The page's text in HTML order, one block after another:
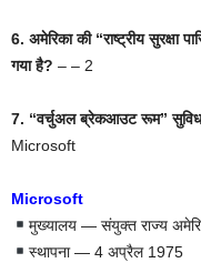
6. अमेरिका की “राष्ट्रीय सुरक्षा
गया है? – – 2
7. “वर्चुअल ब्रेकआउट रूम”
Microsoft
Microsoft
मुख्यालय — संयुक्त राज्य
स्थापना — 4 अप्रैल 1975